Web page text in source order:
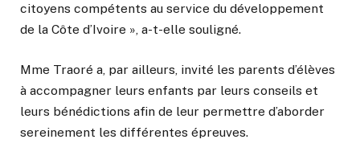
citoyens compétents au service du développement
de la Côte d’Ivoire », a-t-elle souligné.
Mme Traoré a, par ailleurs, invité les parents d’élèves
à accompagner leurs enfants par leurs conseils et
leurs bénédictions afin de leur permettre d’aborder
sereinement les différentes épreuves.